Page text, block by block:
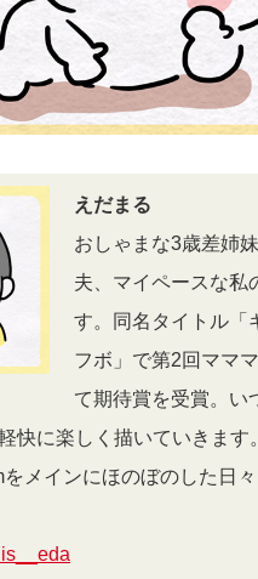
えだまる
おしゃまな3歳差姉
夫、マイペースな私
す。同名タイトル「
フボ」で第2回ママ
て期待賞を受賞。い
快に楽しく描いていきます。
メインにほのぼのした日